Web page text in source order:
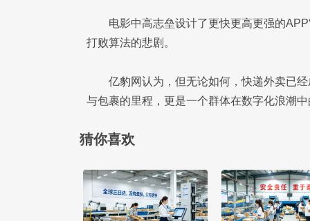
电影中高志垒设计了更快更高更强的
打败算法的悲剧。
亿豹网认为，但无论如何，快递外卖已
与包裹的里程，更是一个群体在数字化浪潮
猜你喜欢